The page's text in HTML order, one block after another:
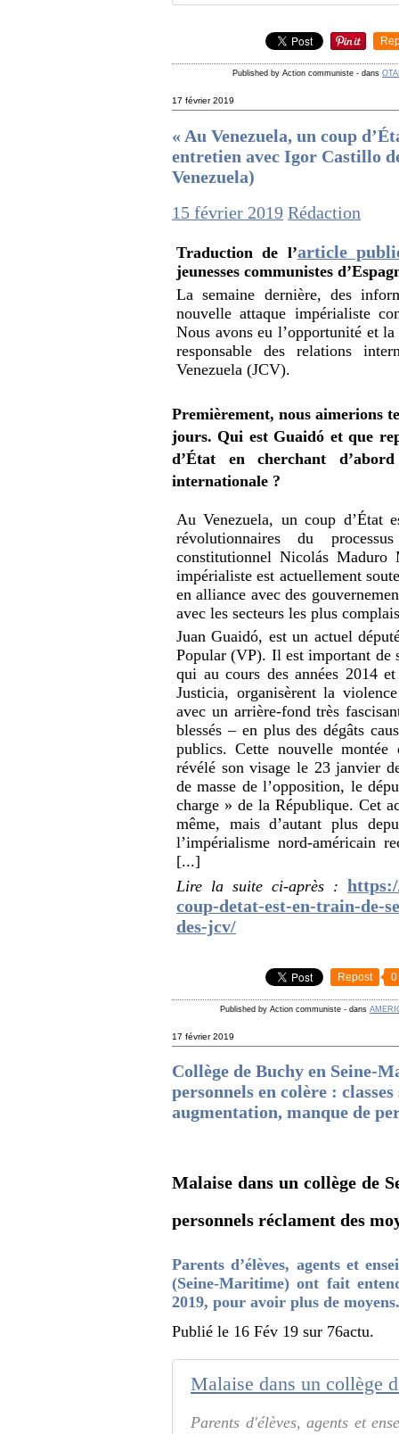
Published by Action communiste - dans
17 février 2019
« Au Venezuela, un coup
entretien avec Igor Castillo
Venezuela)
15 février 2019 Rédaction
Traduction de l’article
jeunesses communistes
La semaine dernière, des
nouvelle attaque impérialiste
Nous avons eu l’opportunité et
responsable des relations
Venezuela (JCV).
Premièrement, nous aimerions
jours. Qui est Guaidó et que
d’État en cherchant
internationale ?
Au Venezuela, un coup d’État
révolutionnaires du
constitutionnel Nicolás Maduro
impérialiste est actuellement
en alliance avec des
avec les secteurs les plus
Juan Guaidó, est un actuel
Popular (VP). Il est important de
qui au cours des années 2014
Justicia, organisèrent la
avec un arrière-fond très
blessés – en plus des dégâts
publics. Cette nouvelle
révélé son visage le 23 janvier
de masse de l’opposition, le
charge » de la République. Cet
même, mais d’autant plus
l’impérialisme nord-américain
[...]
Lire la suite ci-après :
coup-detat-est-en-train-de-
des-jcv/
Repost 0
Published by Action communiste - dans
17 février 2019
Collège de Buchy en Seine-
personnels en colère :
augmentation, manque de
Malaise dans un collège de
personnels réclament des
Parents d’élèves, agents et
(Seine-Maritime) ont fait
2019, pour avoir plus de
Publié le 16 Fév 19 sur 76actu.
Parents d'élèves, agents et